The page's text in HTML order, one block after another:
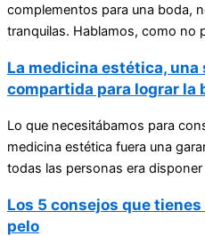
complementos para una boda,
tranquilas. Hablamos, como no
La medicina estética, una
compartida para lograr la
Lo que necesitábamos para
medicina estética fuera una
todas las personas era disponer
Los 5 consejos que
pelo